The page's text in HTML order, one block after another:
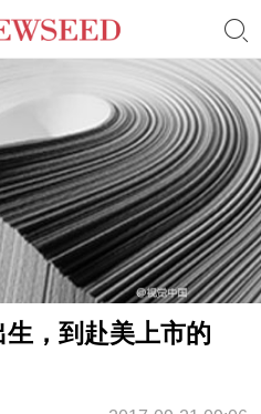
，到赴美上市的